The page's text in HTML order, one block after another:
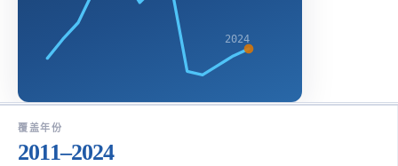
2024
覆盖年份
2011–2024